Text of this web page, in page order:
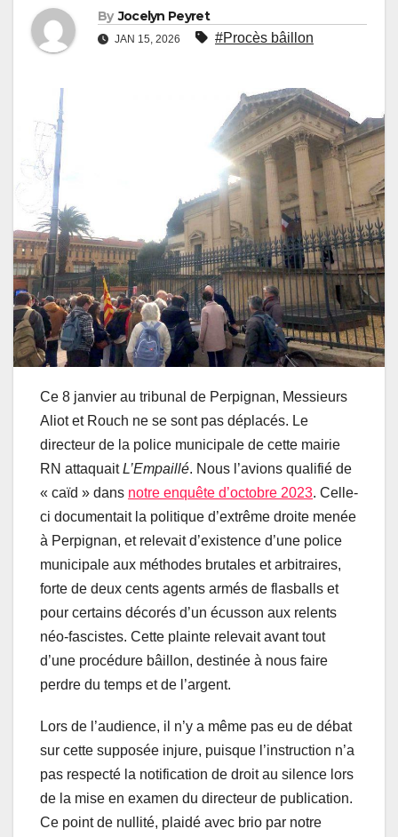
By Jocelyn Peyret
JAN 15, 2026 #Procès bâillon
Ce 8 janvier au tribunal de Perpignan, Messieurs
Aliot et Rouch ne se sont pas déplacés. Le
directeur de la police municipale de cette mairie
RN attaquaitL’Empaillé. Nous l’avions qualifié de
« caïd » dans notre enquête d’octobre 2023. Celle-
ci documentait la politique d’extrême droite menée
à Perpignan, et relevait d’existence d’une police
municipale aux méthodes brutales et arbitraires,
forte de deux cents agents armés de flasballs et
pour certains décorés d’un écusson aux relents
néo-fascistes. Cette plainte relevait avant tout
d’une procédure bâillon, destinée à nous faire
perdre du temps et de l’argent.
Lors de l’audience, il n’y a même pas eu de débat
sur cette supposée injure, puisque l’instruction n’a
pas respecté la notification de droit au silence lors
de la mise en examen du directeur de publication.
Ce point de nullité, plaidé avec brio par notre